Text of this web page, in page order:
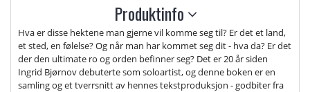
Produktinfo
Hva er disse hektene man gjerne vil komme seg til? Er det et land,
et sted, en følelse? Og når man har kommet seg dit - hva da? Er det
der den ultimate ro og orden befinner seg? Det er 20 år siden
Ingrid Bjørnov debuterte som soloartist, og denne boken er en
samling og et tverrsnitt av hennes tekstproduksjon - godbiter fra